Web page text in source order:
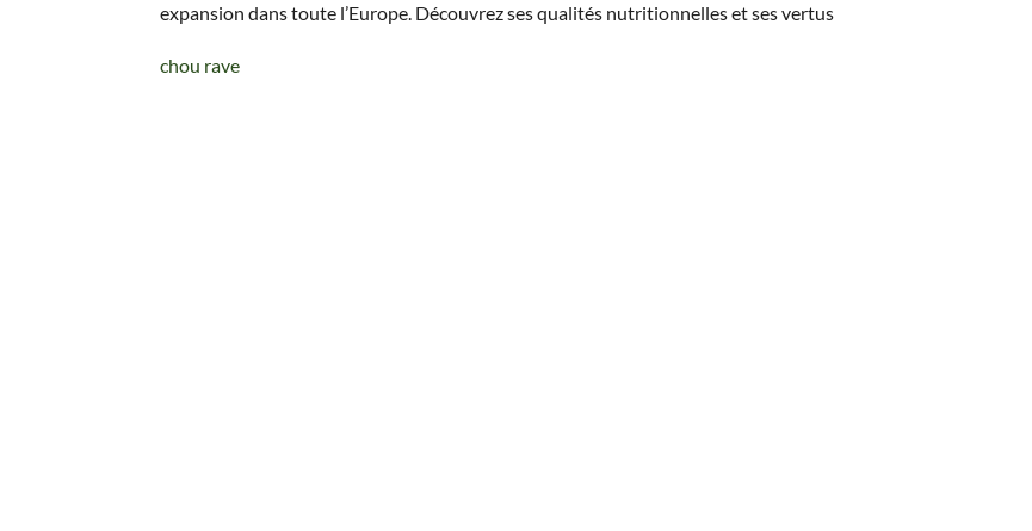
expansion dans toute l’Europe. Découvrez ses qualités nutritionnelles et ses vertus
chou rave